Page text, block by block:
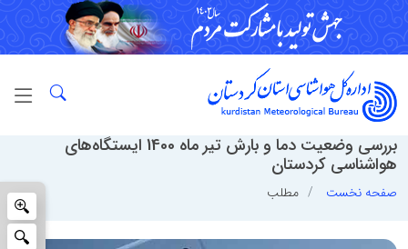
ﺑﺮرﺳﯽ وﺿﻌﯿﺖ دﻣﺎ و ﺑﺎرش ﺗﯿﺮ ﻣﺎه 1400 اﯾﺴﺘﮕﺎهﻫﺎي
ﻫﻮاﺷﻨﺎﺳﯽ ﮐﺮدﺳﺘﺎن
صفحه نخست مطلب